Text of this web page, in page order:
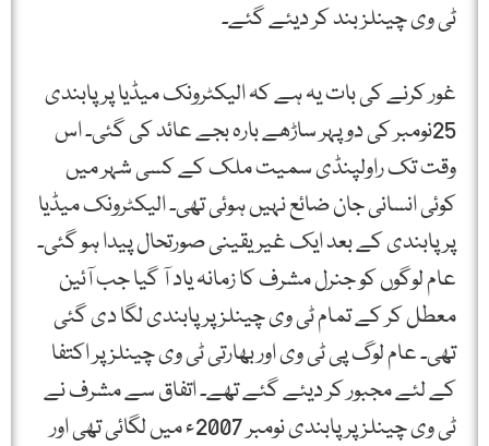
ٹی وی چینلز بند کر دیئے گئے۔
غور کرنے کی بات یہ ہے کہ الیکٹرونک میڈیا پر پابندی
25نومبر کی دوپہر ساڑھے بارہ بجے عائد کی گئی۔ اس
وقت تک راولپنڈی سمیت ملک کے کسی شہر میں
کوئی انسانی جان ضائع نہیں ہوئی تھی۔ الیکٹرونک میڈیا
پر پابندی کے بعد ایک غیر یقینی صورتحال پیدا ہو گئی۔
عام لوگوں کو جنرل مشرف کا زمانہ یاد آ گیا جب آئین
معطل کر کے تمام ٹی وی چینلز پر پابندی لگا دی گئی
تھی۔ عام لوگ پی ٹی وی اور بھارتی ٹی وی چینلز پر اکتفا
کے لئے مجبور کر دیئے گئے تھے۔ اتفاق سے مشرف نے
ٹی وی چینلز پر پابندی نومبر 2007ء میں لگائی تھی اور